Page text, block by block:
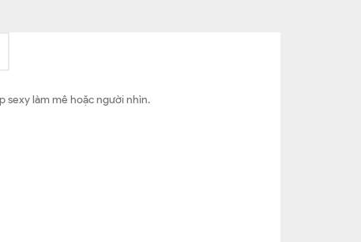
sexy làm mê hoặc người nhìn.